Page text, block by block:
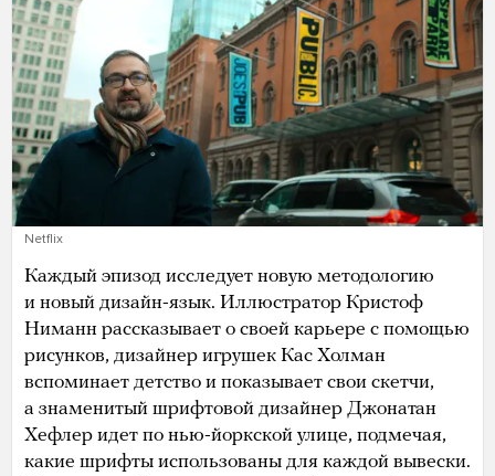
Netflix
Каждый эпизод исследует новую методологию
и новый дизайн-язык. Иллюстратор Кристоф
Ниманн рассказывает о своей карьере с помощью
рисунков, дизайнер игрушек Кас Холман
вспоминает детство и показывает свои скетчи,
а знаменитый шрифтовой дизайнер Джонатан
Хефлер идет по нью-йоркской улице, подмечая,
какие шрифты использованы для каждой вывески.